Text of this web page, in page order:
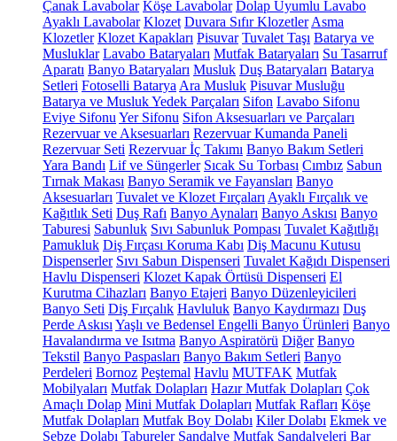
Çanak Lavabolar Köşe Lavabolar Dolap Uyumlu Lavabo
Ayaklı Lavabolar Klozet Duvara Sıfır Klozetler Asma
Klozetler Klozet Kapakları Pisuvar Tuvalet Taşı Batarya ve
Musluklar Lavabo Bataryaları Mutfak Bataryaları Su Tasarruf
Aparatı Banyo Bataryaları Musluk Duş Bataryaları Batarya
Setleri Fotoselli Batarya Ara Musluk Pisuvar Musluğu
Batarya ve Musluk Yedek Parçaları Sifon Lavabo Sifonu
Eviye Sifonu Yer Sifonu Sifon Aksesuarları ve Parçaları
Rezervuar ve Aksesuarları Rezervuar Kumanda Paneli
Rezervuar Seti Rezervuar İç Takımı Banyo Bakım Setleri
Yara Bandı Lif ve Süngerler Sıcak Su Torbası Cımbız Sabun
Tırnak Makası Banyo Seramik ve Fayansları Banyo
Aksesuarları Tuvalet ve Klozet Fırçaları Ayaklı Fırçalık ve
Kağıtlık Seti Duş Rafı Banyo Aynaları Banyo Askısı Banyo
Taburesi Sabunluk Sıvı Sabunluk Pompası Tuvalet Kağıtlığı
Pamukluk Diş Fırçası Koruma Kabı Diş Macunu Kutusu
Dispenserler Sıvı Sabun Dispenseri Tuvalet Kağıdı Dispenseri
Havlu Dispenseri Klozet Kapak Örtüsü Dispenseri El
Kurutma Cihazları Banyo Etajeri Banyo Düzenleyicileri
Banyo Seti Diş Fırçalık Havluluk Banyo Kaydırmazı Duş
Perde Askısı Yaşlı ve Bedensel Engelli Banyo Ürünleri Banyo
Havalandırma ve Isıtma Banyo Aspiratörü Diğer Banyo
Tekstil Banyo Paspasları Banyo Bakım Setleri Banyo
Perdeleri Bornoz Peştemal Havlu MUTFAK Mutfak
Mobilyaları Mutfak Dolapları Hazır Mutfak Dolapları Çok
Amaçlı Dolap Mini Mutfak Dolapları Mutfak Rafları Köşe
Mutfak Dolapları Mutfak Boy Dolabı Kiler Dolabı Ekmek ve
Sebze Dolabı Tabureler Sandalye Mutfak Sandalyeleri Bar